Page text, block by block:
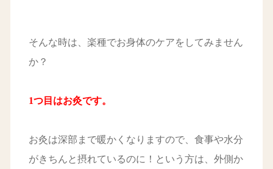
そんな時は、楽種でお身体のケアをしてみません
か？
1つ目はお灸です。
お灸は深部まで暖かくなりますので、食事や水分
がきちんと摂れているのに！という方は、外側か